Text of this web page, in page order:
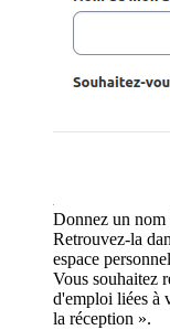
Donnez un nom
Retrouvez-la
espace
Vous souhaitez
d'emploi liées à
la réception ».